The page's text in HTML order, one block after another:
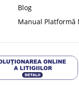
Blog
Manual